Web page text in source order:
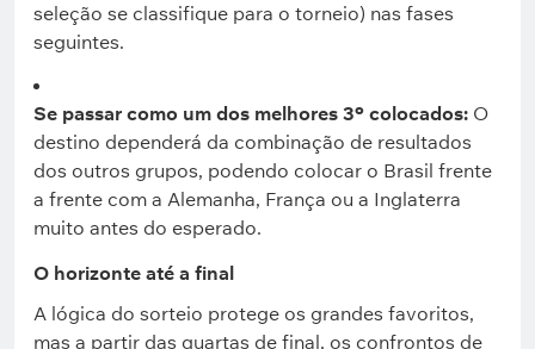
seleção se classifique para o torneio) nas fases
seguintes.
Se passar como um dos melhores 3º colocados: O
destino dependerá da combinação de resultados
dos outros grupos, podendo colocar o Brasil frente
a frente com a Alemanha, França ou a Inglaterra
muito antes do esperado.
O horizonte até a final
A lógica do sorteio protege os grandes favoritos,
mas a partir das quartas de final, os confrontos de